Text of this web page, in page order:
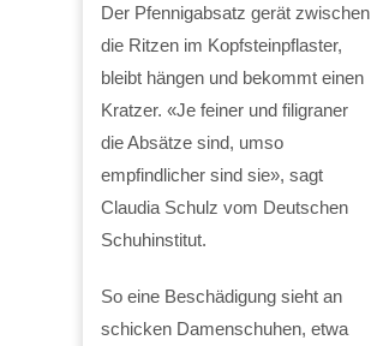
Der Pfennigabsatz gerät zwischen
die Ritzen im Kopfsteinpflaster,
bleibt hängen und bekommt einen
Kratzer. «Je feiner und filigraner
die Absätze sind, umso
empfindlicher sind sie», sagt
Claudia Schulz vom Deutschen
Schuhinstitut.
So eine Beschädigung sieht an
schicken Damenschuhen, etwa